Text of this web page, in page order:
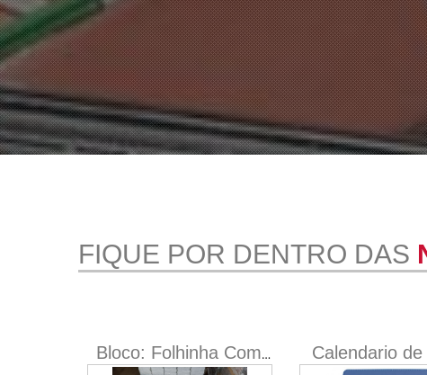
FIQUE POR DENTRO DAS
Bloco: Folhinha Comercial Calendario